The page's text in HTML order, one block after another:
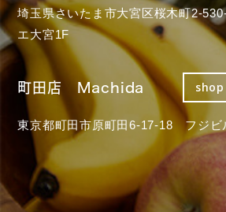
埼玉県さいたま市大宮区桜木町2-
エ大宮1F
町田店 Machida
東京都町田市原町田6-17-18 フジ